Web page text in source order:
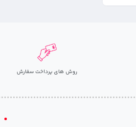
روش های پرداخت سفارش